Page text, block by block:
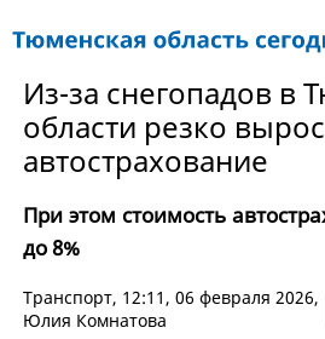
Из-за снегопадов в
области резко
автострахование
При этом стоимость
до 8%
Транспорт, 12:11, 06 февраля 2026,
Юлия Комнатова